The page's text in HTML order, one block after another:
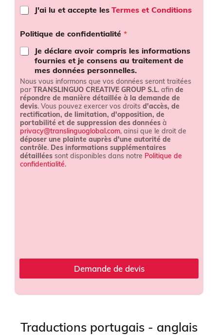
T
m
e
s
c
o
n
d
i
t
i
o
n
s
J'ai lu et accepte les Termes et Conditions
Politique de confidentialité *
Je déclare avoir compris les informations
fournies et je consens au traitement de
mes données personnelles.
Nous vous informons que vos données seront traitées
parTRANSLINGUO CREATIVE GROUP S.L. afin de
répondre de manière détaillée à la demande de
devis. Vous pouvez exercer vos droits d'accès, de
rectification, de limitation, d'opposition, de
portabilité et de suppression des données à
privacy@translinguoglobal.com, ainsi que le droit de
déposer une plainte auprès d'une autorité de
contrôle. Des informations supplémentaires
détaillées sont disponibles dans notre Politique de
confidentialité.
Demande de devis
Traductions portugais - anglais